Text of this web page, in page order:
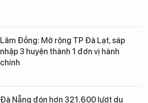
Lâm Đồng: Mở rộng TP Đà Lạt, sáp
nhập 3 huyện thành 1 đơn vị hành
chính
Đà Nẵng đón hơn 321.600 lượt du